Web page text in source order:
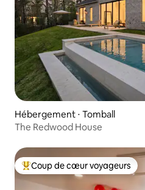
Hébergement ⋅ Tomball
The Redwood House
Coups de cœur voyageurs les
Coup de cœur voyageurs